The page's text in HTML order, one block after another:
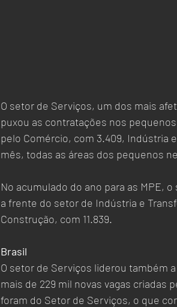
O setor de Serviços, um dos mais
puxou as contratações nos
pelo Comércio, com 3.409, Indústria
mês, todas as áreas dos pequenos
No acumulado do ano para as MPE,
a frente do setor de Indústria e
Construção, com 11.839.
Brasil
O setor de Serviços liderou também
mais de 229 mil novas vagas criadas
foram do Setor de Serviços, o que